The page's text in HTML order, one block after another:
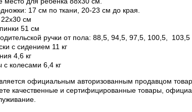
17 см по ткани, 20-23 см до края.
см
51 см
ручки от пола: 88,5, 94,5, 97,5, 100,5, 103,5
с сидением 11 кг
4,6 кг
колесами 6,4 кг
официальным авторизованным продавцом
качественные и сертифицированные товары,